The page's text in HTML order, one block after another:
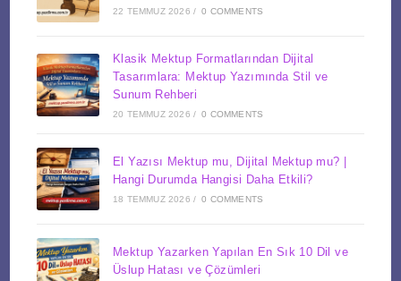
22 TEMMUZ 2026 / 0 COMMENTS
Klasik Mektup Formatlarından Dijital
Tasarımlara: Mektup Yazımında Stil ve
Sunum Rehberi
20 TEMMUZ 2026 / 0 COMMENTS
El Yazısı Mektup mu, Dijital Mektup mu? |
Hangi Durumda Hangisi Daha Etkili?
18 TEMMUZ 2026 / 0 COMMENTS
Mektup Yazarken Yapılan En Sık 10 Dil ve
Üslup Hatası ve Çözümleri